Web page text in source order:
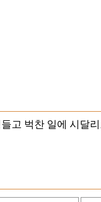
고 벅찬 일에 시달